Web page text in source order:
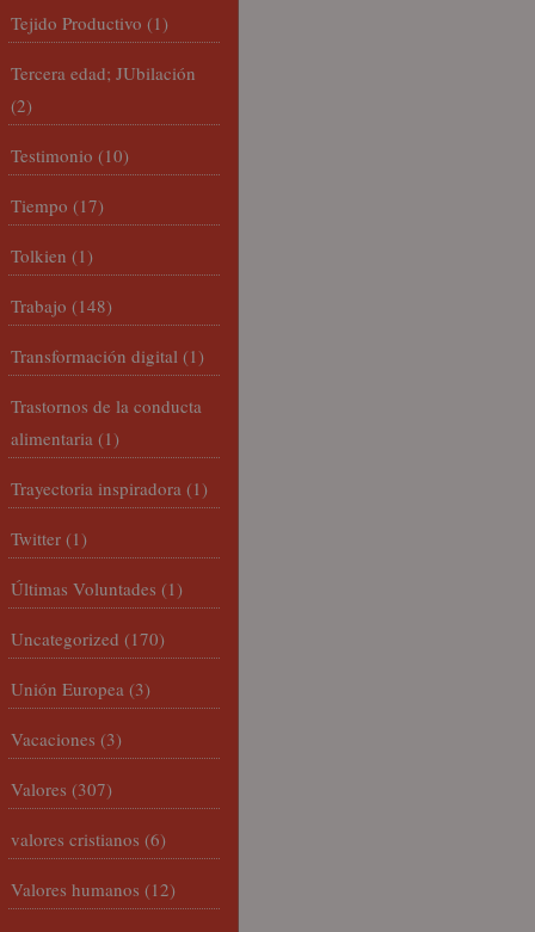
Tejido Productivo (1)
Tercera edad; JUbilación
(2)
Testimonio (10)
Tiempo (17)
Tolkien (1)
Trabajo (148)
Transformación digital (1)
Trastornos de la conducta
alimentaria (1)
Trayectoria inspiradora (1)
Twitter (1)
Últimas Voluntades (1)
Uncategorized (170)
Unión Europea (3)
Vacaciones (3)
Valores (307)
valores cristianos (6)
Valores humanos (12)